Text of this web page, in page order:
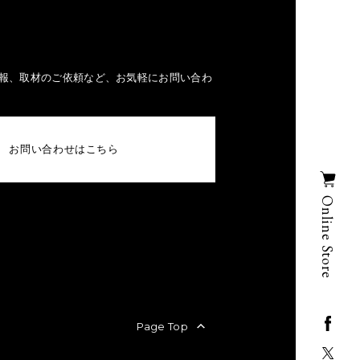
Online Store
、取材のご依頼など、お気軽にお問い合わ
お問い合わせはこちら
Page Top